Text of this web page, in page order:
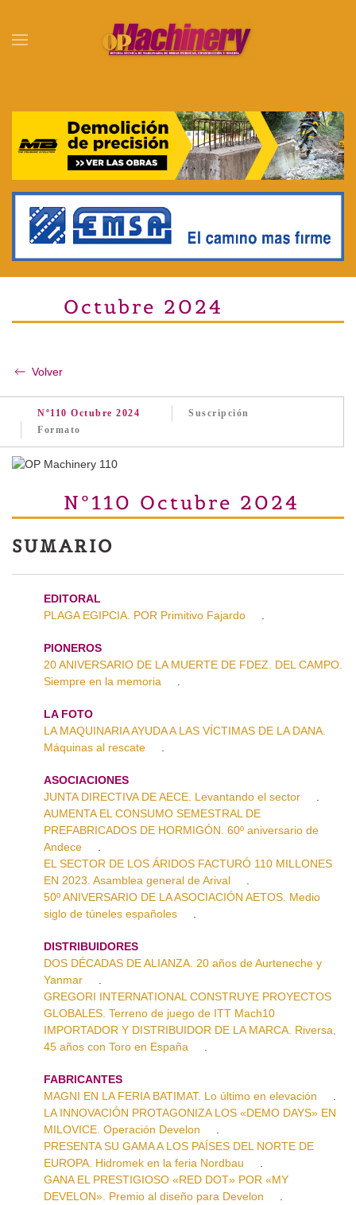
Skip to main content
Octubre 2024
Volver
Nº110 Octubre 2024
Suscripción
Formato
Nº110 Octubre 2024
SUMARIO
EDITORAL
PLAGA EGIPCIA. POR Primitivo Fajardo
PIONEROS
20 ANIVERSARIO DE LA MUERTE DE FDEZ. DEL CAMPO.
Siempre en la memoria
LA FOTO
LA MAQUINARIA AYUDA A LAS VÍCTIMAS DE LA DANA.
Máquinas al rescate
ASOCIACIONES
JUNTA DIRECTIVA DE AECE. Levantando el sector
AUMENTA EL CONSUMO SEMESTRAL DE
PREFABRICADOS DE HORMIGÓN. 60º aniversario de
Andece
EL SECTOR DE LOS ÁRIDOS FACTURÓ 110 MILLONES
EN 2023. Asamblea general de Arival
50º ANIVERSARIO DE LA ASOCIACIÓN AETOS. Medio
siglo de túneles españoles
DISTRIBUIDORES
DOS DÉCADAS DE ALIANZA. 20 años de Aurteneche y
Yanmar
GREGORI INTERNATIONAL CONSTRUYE PROYECTOS
GLOBALES. Terreno de juego de ITT Mach10
IMPORTADOR Y DISTRIBUIDOR DE LA MARCA. Riversa,
45 años con Toro en España
FABRICANTES
MAGNI EN LA FERIA BATIMAT. Lo último en elevación
LA INNOVACIÓN PROTAGONIZA LOS «DEMO DAYS» EN
MILOVICE. Operación Develon
PRESENTA SU GAMA A LOS PAÍSES DEL NORTE DE
EUROPA. Hidromek en la feria Nordbau
GANA EL PRESTIGIOSO «RED DOT» POR «MY
DEVELON». Premio al diseño para Develon